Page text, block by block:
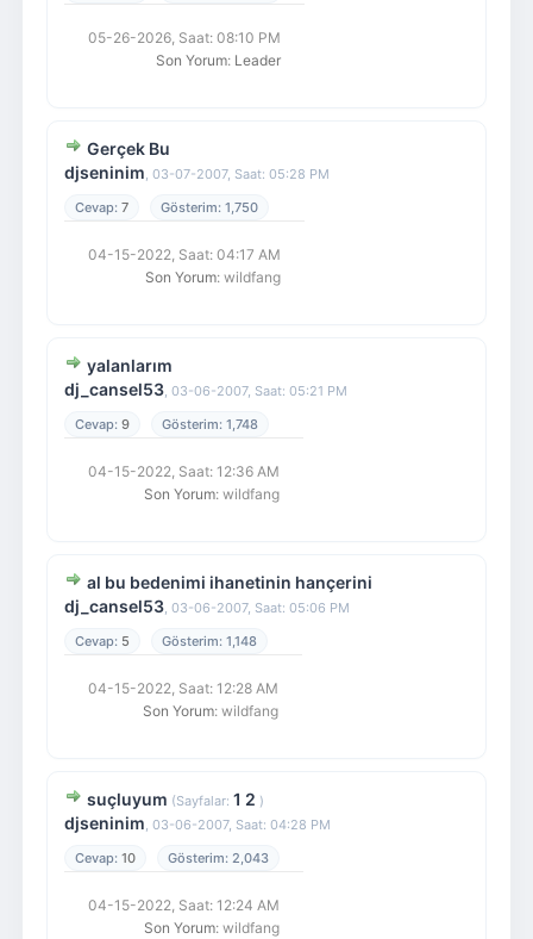
05-26-2026, Saat: 08:10 PM
Son Yorum: Leader
Gerçek Bu
djseninim, 03-07-2007, Saat: 05:28 PM
7
1,750
04-15-2022, Saat: 04:17 AM
Son Yorum: wildfang
yalanlarım
dj_cansel53, 03-06-2007, Saat: 05:21 PM
9
1,748
04-15-2022, Saat: 12:36 AM
Son Yorum: wildfang
al bu bedenimi ihanetinin hançerini
dj_cansel53, 03-06-2007, Saat: 05:06 PM
5
1,148
04-15-2022, Saat: 12:28 AM
Son Yorum: wildfang
suçluyum (Sayfalar: 1 2 )
djseninim, 03-06-2007, Saat: 04:28 PM
10
2,043
04-15-2022, Saat: 12:24 AM
Son Yorum: wildfang